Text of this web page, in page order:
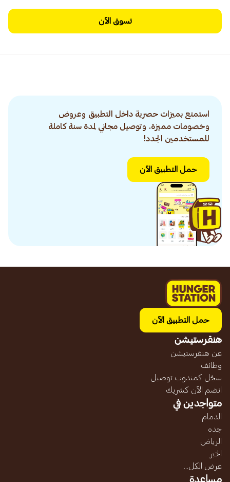
تسوق الآن
استمتع بميزات حصرية داخل التطبيق وعروض
وخصومات مميزة. وتوصيل مجاني لمدة سنة كاملة
للمستخدمين الجدد!
حمل التطبيق الآن
حمل التطبيق الآن
هنقرستيشن
عن هنقرستيشن
وظائف
سجّل كمندوب توصيل
انضم الآن كشريك
متواجدين في
الدمام
جده
الرياض
الخبر
عرض الكل...
مساعدة